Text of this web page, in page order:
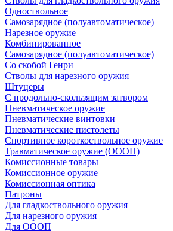
Одноствольное
Самозарядное (полуавтоматическое)
Нарезное оружие
Комбинированное
Самозарядное (полуавтоматическое)
Со скобой Генри
Стволы для нарезного оружия
Штуцеры
С продольно-скользящим затвором
Пневматическое оружие
Пневматические винтовки
Пневматические пистолеты
Спортивное короткоствольное оружие
Травматическое оружие (ОООП)
Комиссионные товары
Комиссионное оружие
Комиссионная оптика
Патроны
Для гладкоствольного оружия
Для нарезного оружия
Для ОООП